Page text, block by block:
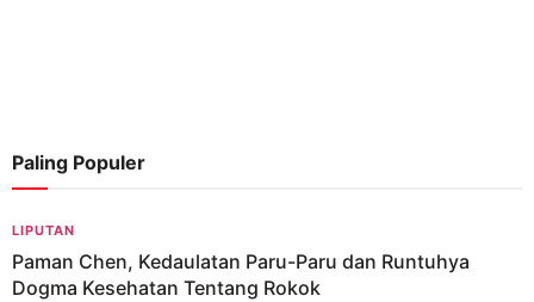
Paling Populer
LIPUTAN
Paman Chen, Kedaulatan Paru-Paru dan Runtuhya
Dogma Kesehatan Tentang Rokok